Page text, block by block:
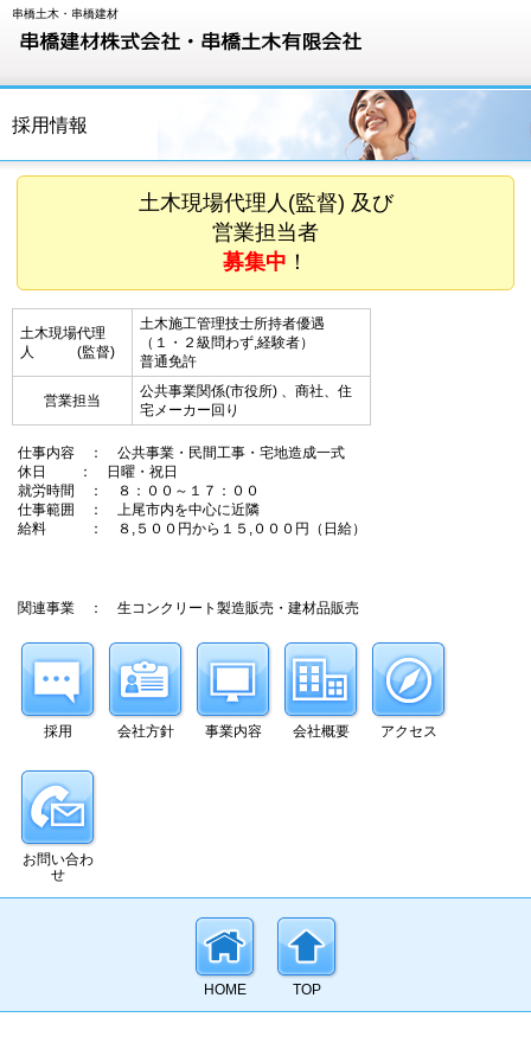
串橋土木・串橋建材
採用情報
土木現場代理人(監督) 及び
営業担当者
募集中 ！
土木現場代理
人 (監督)
土木施工管理技士所持者優遇
（１・２級問わず,経験者）
普通免許
営業担当
公共事業関係(市役所) 、商社、住
宅メーカー回り
仕事内容 ： 公共事業・民間工事・宅地造成一式
休日 ： 日曜・祝日
就労時間 ： ８：００～１７：００
仕事範囲 ： 上尾市内を中心に近隣
給料 ： ８,５００円から１５,０００円（日給）
関連事業 ： 生コンクリート製造販売・建材品販売
採用 会社方針 事業内容 会社概要 アクセス
お問い合わ
せ
HOME TOP